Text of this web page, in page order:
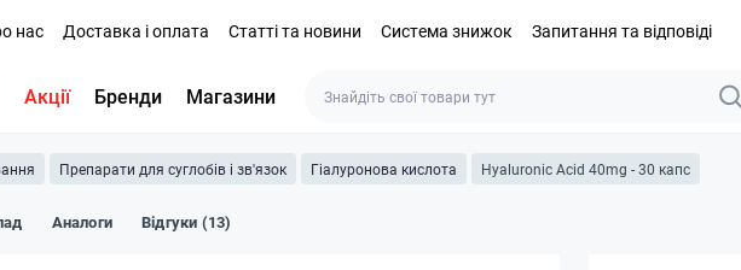
нас Доставка і оплата Статті та новини Система знижок Запитання та відповіді
Акції Бренди Магазини
Препарати для суглобів і зв'язок Гіалуронова кислота Hyaluronic Acid 40mg - 30 капс
Аналоги Відгуки (13)